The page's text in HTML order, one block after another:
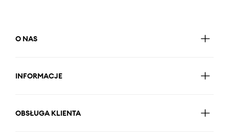
O NAS
INFORMACJE
OBSŁUGA KLIENTA